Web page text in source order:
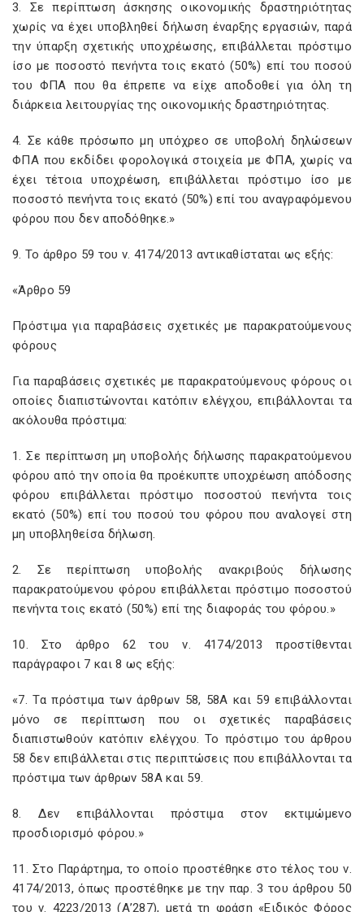
3. Σε περίπτωση άσκησης οικονομικής δραστηριότητας
χωρίς να έχει υποβληθεί δήλωση έναρξης εργασιών, παρά
την ύπαρξη σχετικής υποχρέωσης, επιβάλλεται πρόστιμο
ίσο με ποσοστό πενήντα τοις εκατό (50%) επί του ποσού
του ΦΠΑ που θα έπρεπε να είχε αποδοθεί για όλη τη
διάρκεια λειτουργίας της οικονομικής δραστηριότητας.
4. Σε κάθε πρόσωπο μη υπόχρεο σε υποβολή δηλώσεων
ΦΠΑ που εκδίδει φορολογικά στοιχεία με ΦΠΑ, χωρίς να
έχει τέτοια υποχρέωση, επιβάλλεται πρόστιμο ίσο με
ποσοστό πενήντα τοις εκατό (50%) επί του αναγραφόμενου
φόρου που δεν αποδόθηκε.»
9. Το άρθρο 59 του ν. 4174/2013 αντικαθίσταται ως εξής:
«Άρθρο 59
Πρόστιμα για παραβάσεις σχετικές με παρακρατούμενους
φόρους
Για παραβάσεις σχετικές με παρακρατούμενους φόρους οι
οποίες διαπιστώνονται κατόπιν ελέγχου, επιβάλλονται τα
ακόλουθα πρόστιμα:
1. Σε περίπτωση μη υποβολής δήλωσης παρακρατούμενου
φόρου από την οποία θα προέκυπτε υποχρέωση απόδοσης
φόρου επιβάλλεται πρόστιμο ποσοστού πενήντα τοις
εκατό (50%) επί του ποσού του φόρου που αναλογεί στη
μη υποβληθείσα δήλωση.
2. Σε περίπτωση υποβολής ανακριβούς δήλωσης
παρακρατούμενου φόρου επιβάλλεται πρόστιμο ποσοστού
πενήντα τοις εκατό (50%) επί της διαφοράς του φόρου.»
10. Στο άρθρο 62 του ν. 4174/2013 προστίθενται
παράγραφοι 7 και 8 ως εξής:
«7. Τα πρόστιμα των άρθρων 58, 58Α και 59 επιβάλλονται
μόνο σε περίπτωση που οι σχετικές παραβάσεις
διαπιστωθούν κατόπιν ελέγχου. Το πρόστιμο του άρθρου
58 δεν επιβάλλεται στις περιπτώσεις που επιβάλλονται τα
πρόστιμα των άρθρων 58Α και 59.
8. Δεν επιβάλλονται πρόστιμα στον εκτιμώμενο
προσδιορισμό φόρου.»
11. Στο Παράρτημα, το οποίο προστέθηκε στο τέλος του ν.
4174/2013, όπως προστέθηκε με την παρ. 3 του άρθρου 50
του ν. 4223/2013 (Α’287), μετά τη φράση «Ειδικός Φόρος